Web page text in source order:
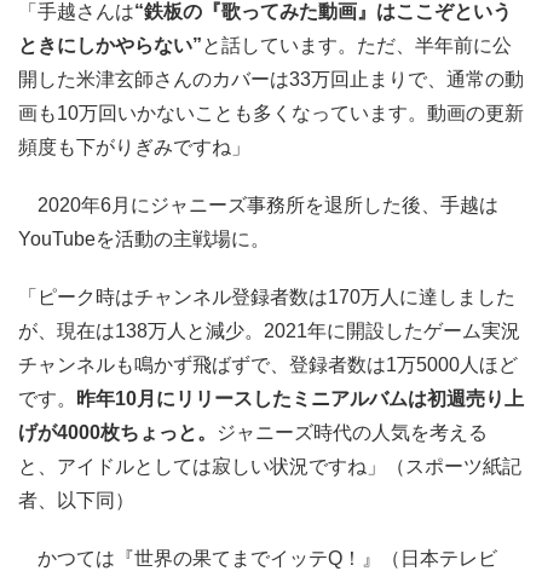
「手越さんは“鉄板の『歌ってみた動画』はここぞという
ときにしかやらない”と話しています。ただ、半年前に公
開した米津玄師さんのカバーは33万回止まりで、通常の動
画も10万回いかないことも多くなっています。動画の更新
頻度も下がりぎみですね」
2020年6月にジャニーズ事務所を退所した後、手越は
YouTubeを活動の主戦場に。
「ピーク時はチャンネル登録者数は170万人に達しました
が、現在は138万人と減少。2021年に開設したゲーム実況
チャンネルも鳴かず飛ばずで、登録者数は1万5000人ほど
です。 昨年10月にリリースしたミニアルバムは初週売り上
げが4000枚ちょっと。
ジャニーズ時代の人気を考える
と、アイドルとしては寂しい状況ですね」（スポーツ紙記
者、以下同）
かつては『世界の果てまでイッテQ！』（日本テレビ